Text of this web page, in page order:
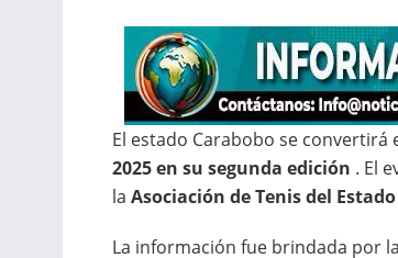
El estado Carabobo se
2025 en su segunda edición . El
la Asociación de Tenis del Estado
La información fue brindada por